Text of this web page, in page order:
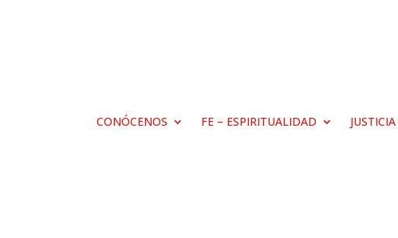
CONÓCENOS FE – ESPIRITUALIDAD